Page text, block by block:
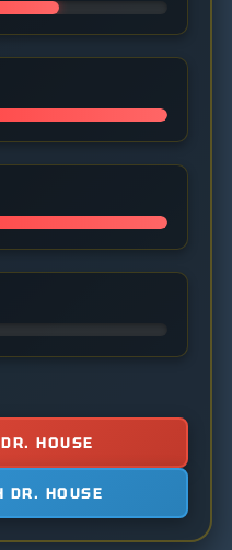
HOUSE
DR. HOUSE